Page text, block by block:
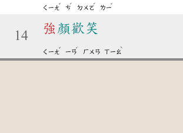
ㄑㄧㄤ
ˇ
ㄘ
ˊ
ㄉㄨㄛ
ˊ
ㄌㄧ
ˇ
14
強 顏歡笑
ㄑㄧㄤ
ˇ
ㄧㄢ
ˊ
ㄏㄨㄢ ㄒㄧㄠ
ˋ